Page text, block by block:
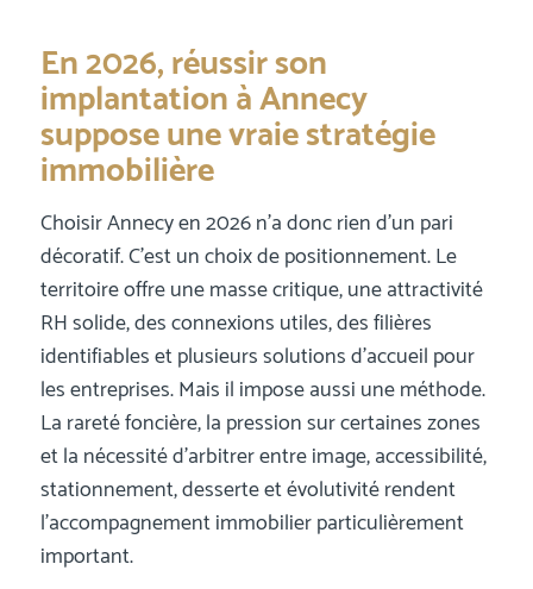
En 2026, réussir son
implantation à Annecy
suppose une vraie stratégie
immobilière
Choisir Annecy en 2026 n’a donc rien d’un pari
décoratif. C’est un choix de positionnement. Le
territoire offre une masse critique, une attractivité
RH solide, des connexions utiles, des filières
identifiables et plusieurs solutions d’accueil pour
les entreprises. Mais il impose aussi une méthode.
La rareté foncière, la pression sur certaines zones
et la nécessité d’arbitrer entre image, accessibilité,
stationnement, desserte et évolutivité rendent
l’accompagnement immobilier particulièrement
important.